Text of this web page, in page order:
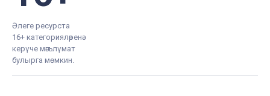
Әлеге ресурста
16+ категорияләренә
керүче мәгълүмат
булырга мөмкин.